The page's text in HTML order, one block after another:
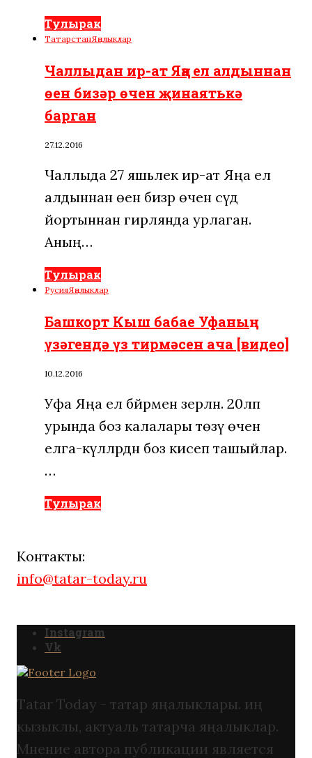
Тулырак
ТатарстанЯңалыклар
Чаллыдан ир-ат Яңа ел алдыннан
өен бизәр өчен җинаятькә
барган
27.12.2016
Чаллыда 27 яшьлек ир-ат Яңа ел
алдыннан өен бизәр өчен сәүдә
йортыннан гирлянда урлаган.
Аның…
Тулырак
РусияЯңалыклар
Башкорт Кыш бабае Уфаның
үзәгендә үз тирмәсен ача [видео]
10.12.2016
Уфа Яңа ел бәйрәменә әзерләнә. 20ләп
урында боз калалары төзү өчен
елга-күлләрдән боз кисеп ташыйлар.
…
Тулырак
Контакты:
info@tatar-today.ru
Instagram
Vk
Tatar Today - татар яңалыклары. иң
кызыклы, актуаль татарча яңалыклар.
Мнение автора публикации является